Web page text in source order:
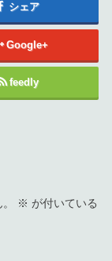
シェア
Google+
feedly
※ が付いている